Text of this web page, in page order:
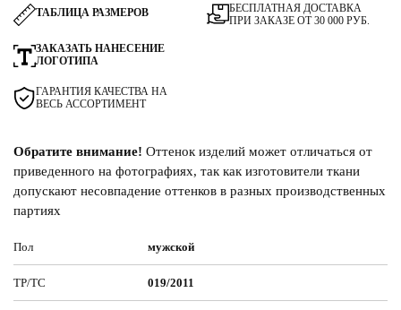
ТАБЛИЦА РАЗМЕРОВ
ЗАКАЗАТЬ НАНЕСЕНИЕ
ЛОГОТИПА
ГАРАНТИЯ КАЧЕСТВА НА
ВЕСЬ АССОРТИМЕНТ
БЕСПЛАТНАЯ ДОСТАВКА
ПРИ ЗАКАЗЕ ОТ 30 000 РУБ.
Обратите внимание! Оттенок изделий может отличаться от
приведенного на фотографиях, так как изготовители ткани
допускают несовпадение оттенков в разных производственных
партиях
Пол мужской
ТР/ТС 019/2011